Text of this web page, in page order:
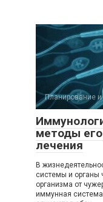
Планирование и
методы
лечения
В
системы и органы
организма от
иммунная